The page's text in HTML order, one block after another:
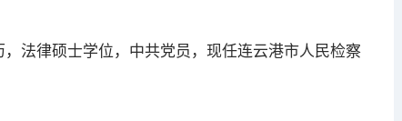
律硕士学位，中共党员，现任连云港市人民检察